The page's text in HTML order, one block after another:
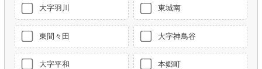
大字羽川 東城南
東間々田 大字神鳥谷
大字平和 本郷町